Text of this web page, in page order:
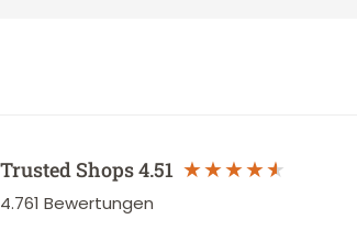
Trusted Shops4.51
4.761 Bewertungen